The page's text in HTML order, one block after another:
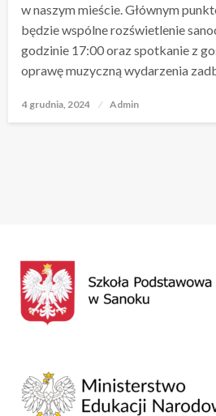
w naszym mieście. Głównym
będzie wspólne rozświetlenie
godzinie 17:00 oraz spotkanie z
oprawę muzyczną wydarzenia
Opublikowane
4 grudnia, 2024 Admin